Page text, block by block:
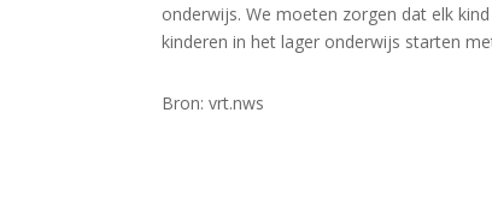
onderwijs. We moeten zorgen dat elk
kinderen in het lager onderwijs starten
Bron: vrt.nws